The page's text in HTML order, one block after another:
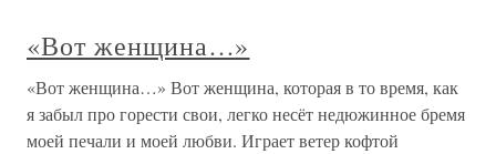
«Вот женщина…»
«Вот женщина…» Вот женщина, которая в то время, как
я забыл про горести свои, легко несёт недюжинное бремя
моей печали и моей любви. Играет ветер кофтой